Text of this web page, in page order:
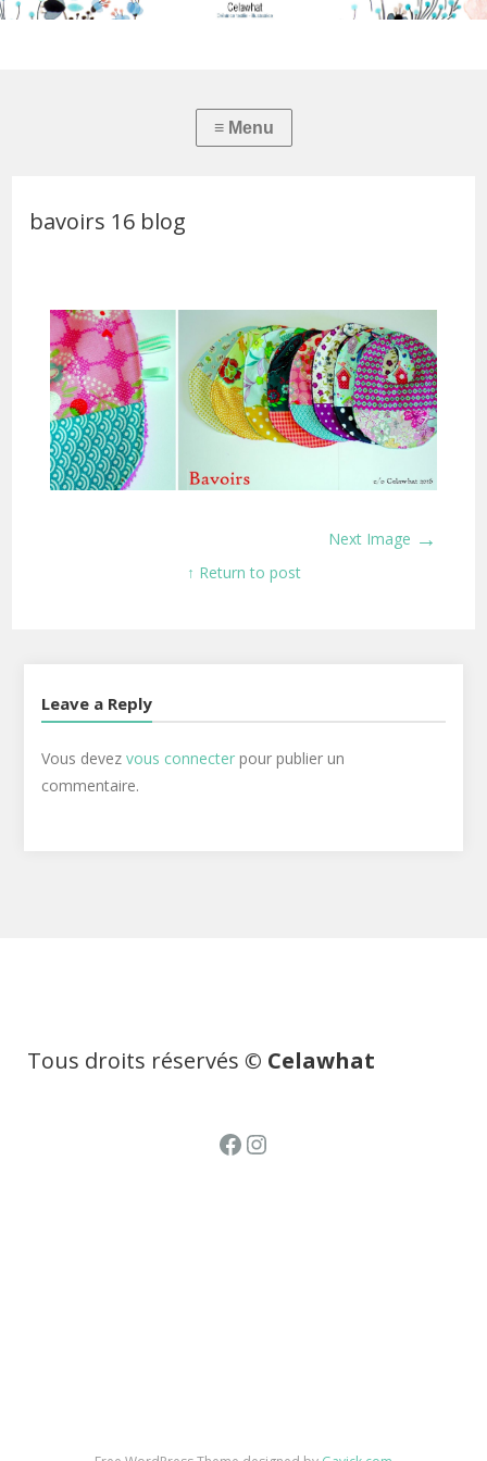
bavoirs 16 blog
Next Image →
↑ Return to post
Leave a Reply
Vous devez vous connecterpour publier un
commentaire.
Tous droits réservés © Celawhat
Facebook
Instagram